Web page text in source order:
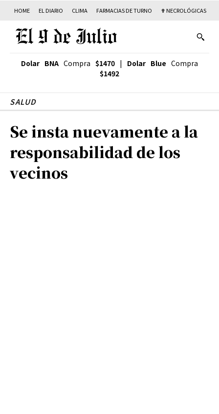
HOME EL DIARIO CLIMA FARMACIAS DE TURNO ✟ NECROLÓGICAS
Dolar BNA Compra $1470 | Dolar Blue Compra
$1492
SALUD
Se insta nuevamente a la
responsabilidad de los
vecinos